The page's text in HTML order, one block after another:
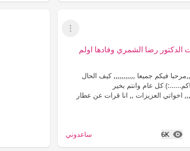
عرض القائمة
الدكتور رضا الشمري وفادها اولم
فيكم جميعا ,,,,,,,,,,, كيف الحال
كل عام وانتم بخير
,,, اخواتي العزيزات ,, انا قرات عن عطار
6K
المشاهدات ساعدوني